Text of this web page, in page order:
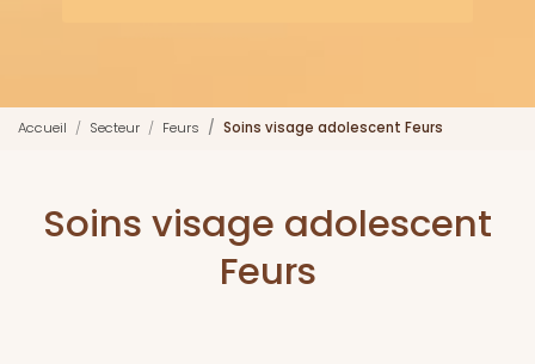
Accueil Secteur Feurs Soins visage adolescent Feurs
Soins visage adolescent
Feurs